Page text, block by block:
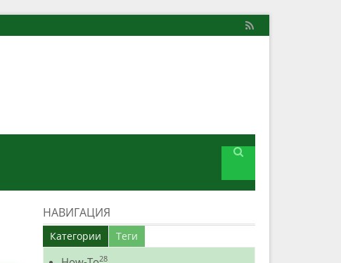
НАВИГАЦИЯ
Категории Теги
28